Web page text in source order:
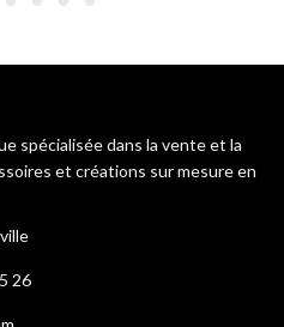
être
choisies
spécialisée dans la vente et la
et créations sur mesure en
26